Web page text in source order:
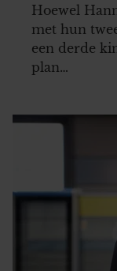
Hoewel
met hun
een derde
plan…